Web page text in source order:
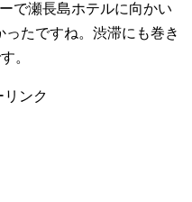
で瀬長島ホテルに向かい
たですね。渋滞にも巻き
。
リンク